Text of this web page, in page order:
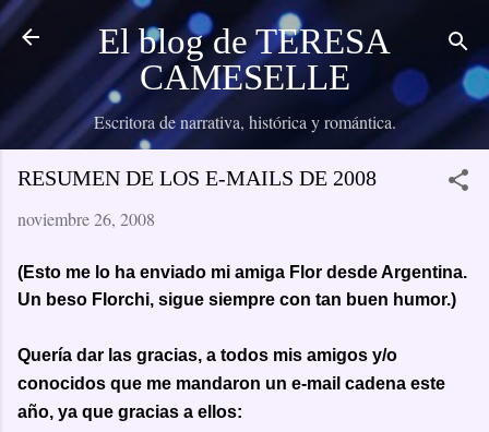
Ir al contenido principal
El blog de TERESA
CAMESELLE
Escritora de narrativa, histórica y romántica.
RESUMEN DE LOS E-MAILS DE 2008
noviembre 26, 2008
(Esto me lo ha enviado mi amiga Flor desde Argentina.
Un beso Florchi, sigue siempre con tan buen humor.)
Quería dar las gracias, a todos mis amigos y/o
conocidos que me mandaron un e-mail cadena este
año, ya que gracias a ellos: